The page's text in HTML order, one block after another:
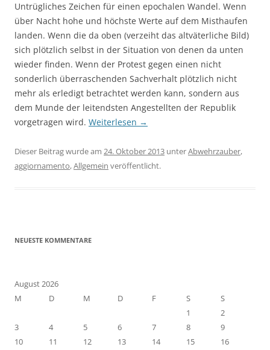
Untrügliches Zeichen für einen epochalen Wandel. Wenn
über Nacht hohe und höchste Werte auf dem Misthaufen
landen. Wenn die da oben (verzeiht das altväterliche Bild)
sich plötzlich selbst in der Situation von denen da unten
wieder finden. Wenn der Protest gegen einen nicht
sonderlich überraschenden Sachverhalt plötzlich nicht
mehr als erledigt betrachtet werden kann, sondern aus
dem Munde der leitendsten Angestellten der Republik
vorgetragen wird. Weiterlesen →
Dieser Beitrag wurde am 24. Oktober 2013 unterAbwehrzauber,
aggiornamento,Allgemein veröffentlicht.
NEUESTE KOMMENTARE
August 2026
M
D M D F S
S
1
2
3
4 5 6 7 8
9
10
11 12 13 14 15
16